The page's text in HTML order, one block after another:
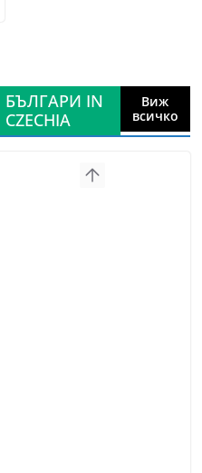
БЪЛГАРИ IN
CZECHIA
Виж
всичко